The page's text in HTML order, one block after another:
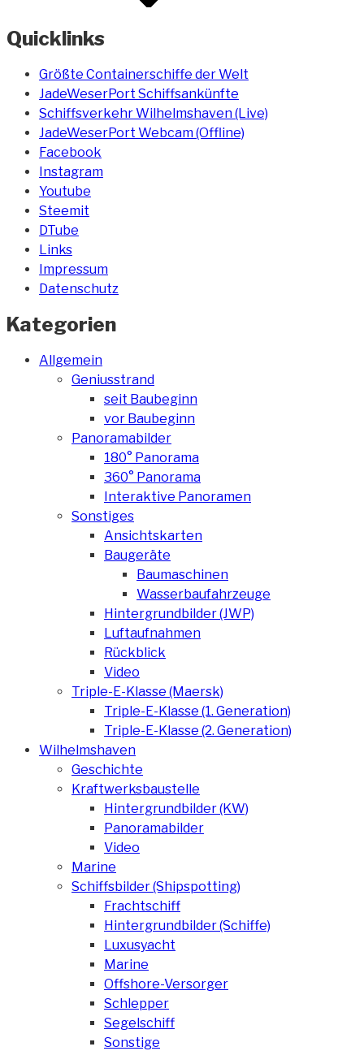
Quicklinks
Größte Containerschiffe der Welt
JadeWeserPort Schiffsankünfte
Schiffsverkehr Wilhelmshaven (Live)
JadeWeserPort Webcam (Offline)
Facebook
Instagram
Youtube
Steemit
DTube
Links
Impressum
Datenschutz
Kategorien
Allgemein
Geniusstrand
seit Baubeginn
vor Baubeginn
Panoramabilder
180° Panorama
360° Panorama
Interaktive Panoramen
Sonstiges
Ansichtskarten
Baugeräte
Baumaschinen
Wasserbaufahrzeuge
Hintergrundbilder (JWP)
Luftaufnahmen
Rückblick
Video
Triple-E-Klasse (Maersk)
Triple-E-Klasse (1. Generation)
Triple-E-Klasse (2. Generation)
Wilhelmshaven
Geschichte
Kraftwerksbaustelle
Hintergrundbilder (KW)
Panoramabilder
Video
Marine
Schiffsbilder (Shipspotting)
Frachtschiff
Hintergrundbilder (Schiffe)
Luxusyacht
Marine
Offshore-Versorger
Schlepper
Segelschiff
Sonstige